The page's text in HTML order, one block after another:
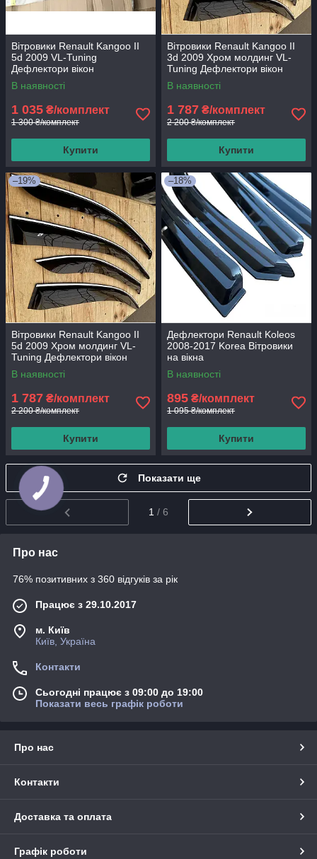
Вітровики Renault Kangoo II
5d 2009 VL-Tuning
Дефлектори вікон
В наявності
1 035 ₴/комплект
1 300 ₴/комплект
Купити
Вітровики Renault Kangoo II
3d 2009 Хром молдинг VL-
Tuning Дефлектори вікон
В наявності
1 787 ₴/комплект
2 200 ₴/комплект
Купити
–19%
Вітровики Renault Kangoo II
5d 2009 Хром молдинг VL-
Tuning Дефлектори вікон
В наявності
1 787 ₴/комплект
2 200 ₴/комплект
Купити
–18%
Дефлектори Renault Koleos
2008-2017 Korea Вітровики
на вікна
В наявності
895 ₴/комплект
1 095 ₴/комплект
Купити
Показати ще
1 / 6
Про нас
76% позитивних з 360 відгуків за рік
Працює з 29.10.2017
м. Київ
Київ, Україна
Контакти
Сьогодні працює з 09:00 до 19:00
Показати весь графік роботи
Про нас
Контакти
Доставка та оплата
Графік роботи